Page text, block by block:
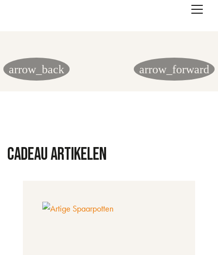
arrow_back
Vorige arrow_forward
Cadeau artikelen